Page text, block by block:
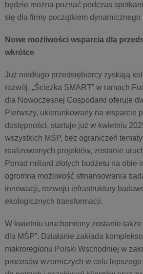
będzie można poznać podczas
się dla firmy początkiem dynamicznego
Nowe możliwości wsparcia dla
wkrótce
Już niedługo przedsiębiorcy zyskają
rozwój. „Ścieżka SMART” w ramach
dla Nowoczesnej Gospodarki oferuje
Pierwszy, ukierunkowany na wsparcie
dostępności, startuje już w kwietniu
wszystkich MŚP, bez ograniczeń
realizowanych projektów, zostanie
Ponad miliard złotych budżetu na obie
ogromna możliwość sfinansowania
innowacji, rozwoju infrastruktury
ekologicznych transformacji.
W kwietniu uruchomiony zostanie także
dla MŚP”. Działanie zakłada
makroregionu Polski Wschodniej w
procesów wzorniczych w celu